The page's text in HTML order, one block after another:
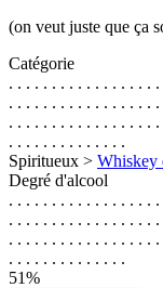
(on veut juste que ça
Catégorie
. . . . . . . . . . . . . . . . .
. . . . . . . . . . . . . . . . .
. . . . . . . . . . . . . . . . .
. . . . . . . . . . . . . .
Spiritueux > Whiskey
Degré d'alcool
. . . . . . . . . . . . . . . . .
. . . . . . . . . . . . . . . . .
. . . . . . . . . . . . . . . . .
. . . . . . . . . . . . . .
51%